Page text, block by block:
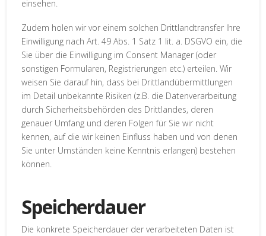
einsehen.
Zudem holen wir vor einem solchen Drittlandtransfer Ihre
Einwilligung nach Art. 49 Abs. 1 Satz 1 lit. a. DSGVO ein, die
Sie über die Einwilligung im Consent Manager (oder
sonstigen Formularen, Registrierungen etc.) erteilen. Wir
weisen Sie darauf hin, dass bei Drittlandübermittlungen
im Detail unbekannte Risiken (z.B. die Datenverarbeitung
durch Sicherheitsbehörden des Drittlandes, deren
genauer Umfang und deren Folgen für Sie wir nicht
kennen, auf die wir keinen Einfluss haben und von denen
Sie unter Umständen keine Kenntnis erlangen) bestehen
können.
Speicherdauer
Die konkrete Speicherdauer der verarbeiteten Daten ist